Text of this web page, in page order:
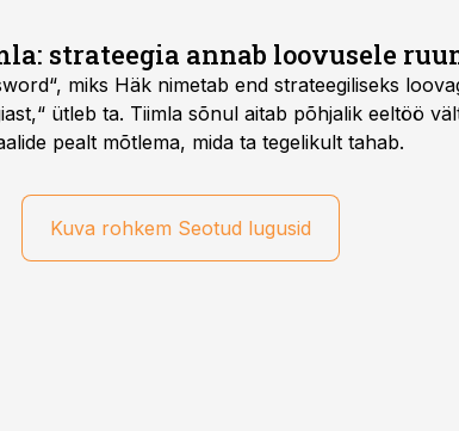
strateegia annab loovusele
miks Häk nimetab end strateegiliseks
ütleb ta. Tiimla sõnul aitab põhjalik eeltöö
pealt mõtlema, mida ta tegelikult tahab.
Kuva rohkem Seotud lugusid